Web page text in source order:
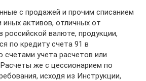
с продажей и прочим списанием
активов, отличных от
валюте, продукции,
по кредиту счета 91 в
счетами учета расчетов или
же с цессионарием по
исходя из Инструкции,